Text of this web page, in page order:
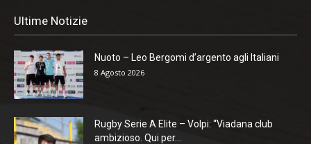
Ultime Notizie
Nuoto – Leo Bergomi d’argento agli Italiani
8 Agosto 2026
Rugby Serie A Elite – Volpi: “Viadana club
ambizioso. Qui per...